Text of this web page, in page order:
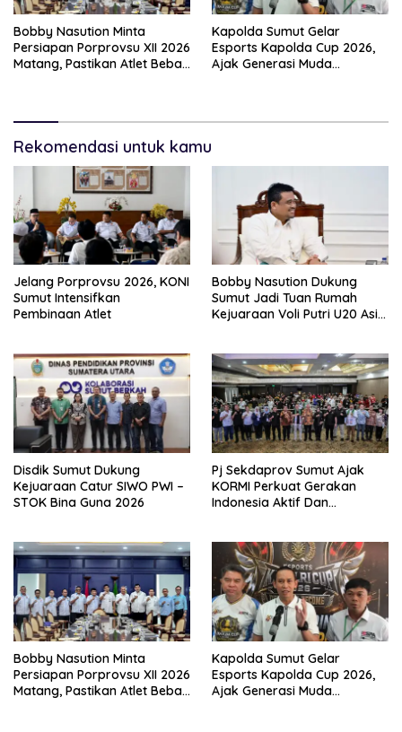
Bobby Nasution Minta
Persiapan Porprovsu XII 2026
Matang, Pastikan Atlet Bebas
Kapolda Sumut Gelar
Esports Kapolda Cup 2026,
Ajak Generasi Muda
Rekomendasi untuk kamu
Jelang Porprovsu 2026, KONI
Sumut Intensifkan
Pembinaan Atlet
Bobby Nasution Dukung
Sumut Jadi Tuan Rumah
Kejuaraan Voli Putri U20 Asia
Disdik Sumut Dukung
Kejuaraan Catur SIWO PWI –
STOK Bina Guna 2026
Pj Sekdaprov Sumut Ajak
KORMI Perkuat Gerakan
Indonesia Aktif Dan
Bobby Nasution Minta
Persiapan Porprovsu XII 2026
Matang, Pastikan Atlet Bebas
Kapolda Sumut Gelar
Esports Kapolda Cup 2026,
Ajak Generasi Muda